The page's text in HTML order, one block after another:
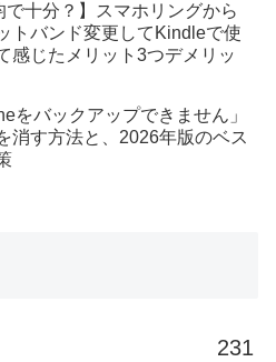
で十分？】スマホリングから
トバンド変更してKindleで使
感じたメリット3つデメリッ
をバックアップできません」
消す方法と、2026年版のベス
231